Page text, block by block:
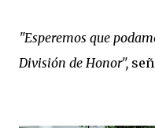
"Esperemos que
División de Honor",